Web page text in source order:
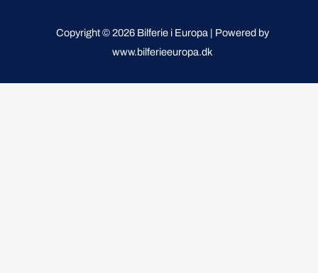
Copyright © 2026 Bilferie i Europa | Powered by
www.bilferieeuropa.dk